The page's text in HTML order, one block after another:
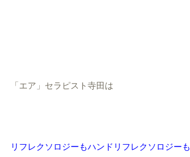
「エア」セラピスト寺田は
リフレクソロジーもハンドリフレクソロジーも